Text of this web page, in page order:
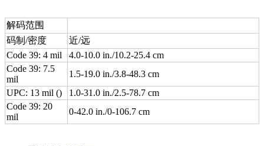
解码范围
码制/密度
近/远
Code 39: 4 mil
4.0-10.0 in./10.2-25.4 cm
Code 39: 7.5
mil
1.5-19.0 in./3.8-48.3 cm
UPC: 13 mil ()
1.0-31.0 in./2.5-78.7 cm
Code 39: 20
mil
0-42.0 in./0-106.7 cm